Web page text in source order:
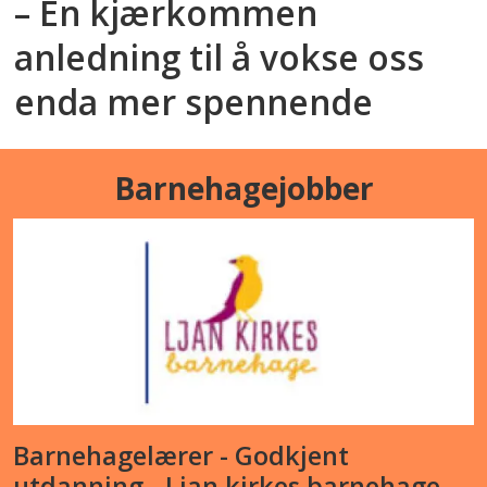
– En kjærkommen
anledning til å vokse oss
enda mer spennende
Barnehagejobber
Barnehagelærer - Godkjent